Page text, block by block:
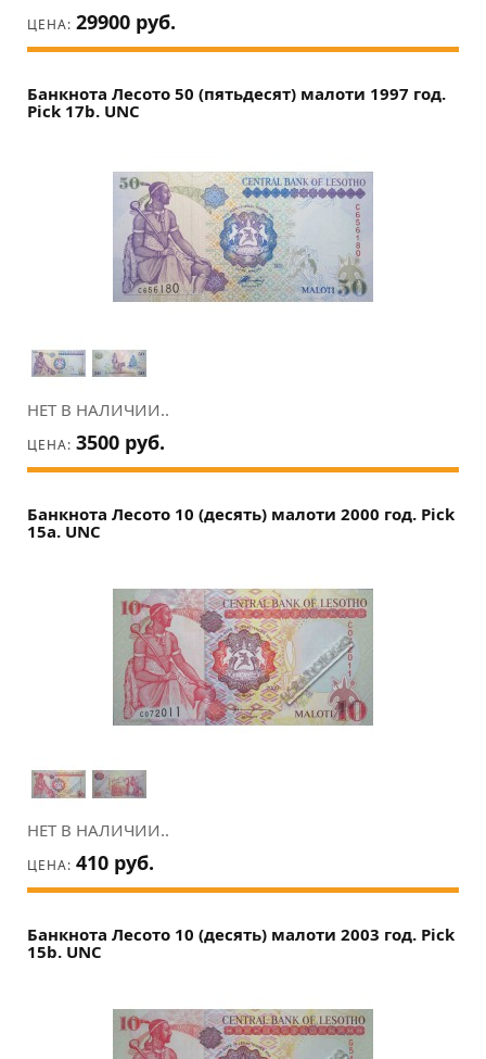
ЦЕНА: 29900 руб.
Банкнота Лесото 50 (пятьдесят) малоти 1997 год.
Pick 17b. UNC
НЕТ В НАЛИЧИИ..
ЦЕНА: 3500 руб.
Банкнота Лесото 10 (десять) малоти 2000 год. Pick
15a. UNC
НЕТ В НАЛИЧИИ..
ЦЕНА: 410 руб.
Банкнота Лесото 10 (десять) малоти 2003 год. Pick
15b. UNC